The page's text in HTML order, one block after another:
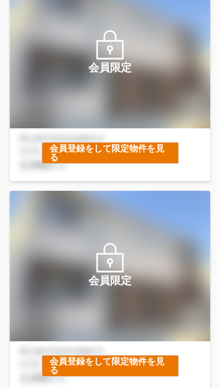
会員限定
会員登録をして限定物件を見
る
会員限定
会員登録をして限定物件を見
る